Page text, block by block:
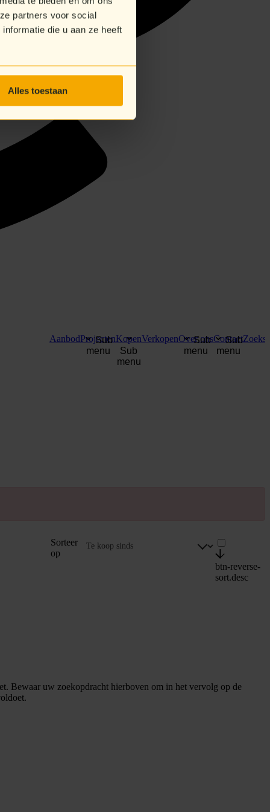
partners voor social
die u aan ze heeft
Alles toestaan
AanbodProjecten
Sub
menu
Kopen
Sub
menu
VerkopenOver ons
Sub
menu
Contact
Sub
menu
Sorteer
op
btn-reverse-
sort.desc
Bewaar uw zoekopdracht hierboven om in het vervolg op de